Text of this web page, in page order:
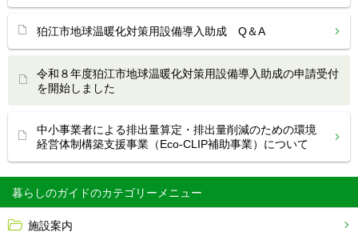
暮らしのガイド
施設案内
狛江市地球温暖化対策用設備導入助成 Q＆A
令和８年度狛江市地球温暖化対策用設備導入助成の申請受付
を開始しました
中小事業者による排出量算定・排出量削減のための環境
経営体制構築支援事業（Eco-CLIP補助事業）について